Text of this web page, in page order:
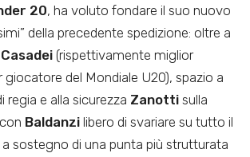
20, ha voluto fondare il suo nuovo
della precedente spedizione: oltre a
Casadei (rispettivamente miglior
giocatore del Mondiale U20), spazio a
regia e alla sicurezza Zanotti sulla
Baldanzi libero di svariare su tutto il
sostegno di una punta più strutturata